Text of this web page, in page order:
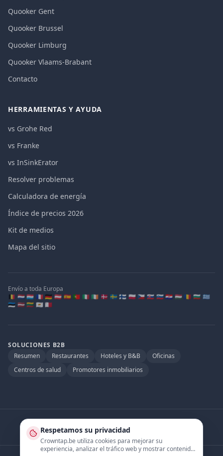
Quooker Gent
Quooker Brussel
Quooker Limburg
Quooker Vlaams-Brabant
Contacto
HERRAMIENTAS Y AYUDA
vs Grohe Red
vs Franke
vs InSinkErator
Resolver problemas
Calculadora de energía
Índice de precios 2026
Kit de medios
Mapa del sitio
Envío a toda Europa
🇧🇪 🇳🇱 🇱🇺 🇫🇷 🇩🇪 🇦🇹 🇪🇸 🇵🇹 🇮🇹 🇮🇪 🇩🇰 🇸🇪 🇫🇮 🇵🇱 🇨🇿 🇸🇰 🇸🇮 🇭🇷 🇭🇺 🇷🇴 🇧🇬 🇬🇷
🇪🇪 🇱🇻 🇱🇹 🇨🇾 🇲🇹
SOLUCIONES B2B
Resumen
Restaurantes Hoteles y B&B
Oficinas
Centros de salud
Promotores inmobiliarios
Socio oficial de:
Quooker.be·Watertap.eu
Respetamos su privacidad
Crowntap.be utiliza cookies para mejorar su
experiencia, analizar el tráfico web y mostrar contenido